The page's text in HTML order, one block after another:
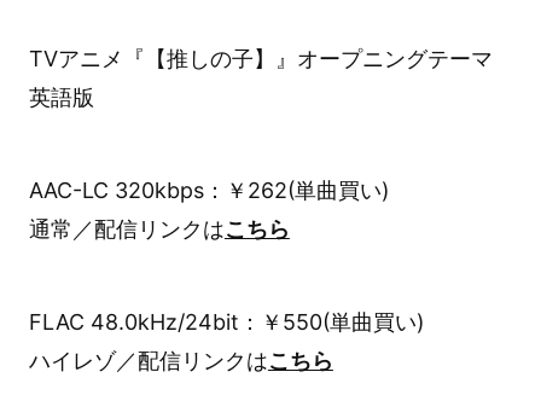
TVアニメ『【推しの子】』オープニングテーマ
英語版
AAC-LC 320kbps：￥262(単曲買い)
通常／配信リンクはこちら
FLAC 48.0kHz/24bit：￥550(単曲買い)
ハイレゾ／配信リンクはこちら